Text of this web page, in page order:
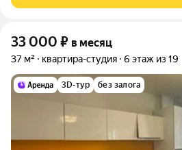
33 000 ₽ в месяц
37 м² квартира-студия 6 этаж из 19
3D-тур без залога